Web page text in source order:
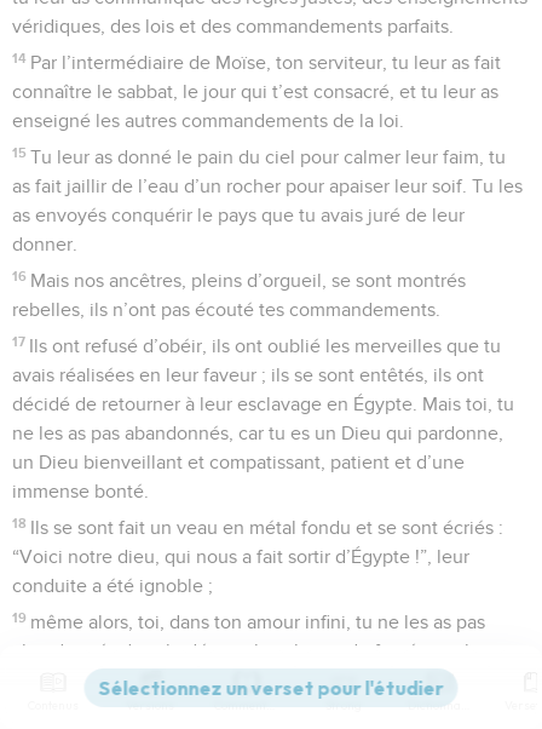
véridiques, des lois et des commandements parfaits.
14 Par l’intermédiaire de Moïse, ton serviteur, tu leur as fait
connaître le sabbat, le jour qui t’est consacré, et tu leur as
enseigné les autres commandements de la loi.
15 Tu leur as donné le pain du ciel pour calmer leur faim, tu
as fait jaillir de l’eau d’un rocher pour apaiser leur soif. Tu les
as envoyés conquérir le pays que tu avais juré de leur
donner.
16 Mais nos ancêtres, pleins d’orgueil, se sont montrés
rebelles, ils n’ont pas écouté tes commandements.
17 Ils ont refusé d’obéir, ils ont oublié les merveilles que tu
avais réalisées en leur faveur ; ils se sont entêtés, ils ont
décidé de retourner à leur esclavage en Égypte. Mais toi, tu
ne les as pas abandonnés, car tu es un Dieu qui pardonne,
un Dieu bienveillant et compatissant, patient et d’une
immense bonté.
18 Ils se sont fait un veau en métal fondu et se sont écriés :
“Voici notre dieu, qui nous a fait sortir d’Égypte !”, leur
conduite a été ignoble ;
19 même alors, toi, dans ton amour infini, tu ne les as pas
abandonnés dans le désert : la colonne de fumée qui leur
montrait la route pendant le jour ne s’est pas éloignée d’eux,
ni la colonne de feu qui éclairait leur chemin pendant la nuit.
Versions Commentaires Strong